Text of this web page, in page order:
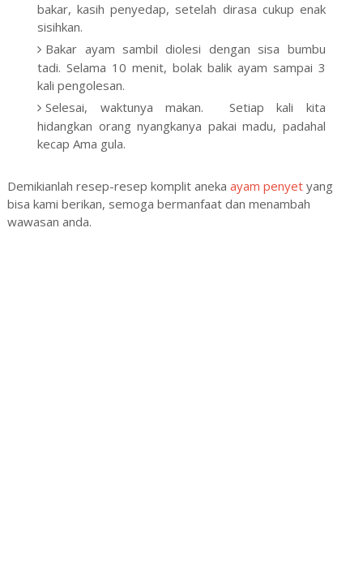
bakar, kasih penyedap, setelah dirasa cukup enak
sisihkan.
Bakar ayam sambil diolesi dengan sisa bumbu
tadi. Selama 10 menit, bolak balik ayam sampai 3
kali pengolesan.
Selesai, waktunya makan. Setiap kali kita
hidangkan orang nyangkanya pakai madu, padahal
kecap Ama gula.
Demikianlah resep-resep komplit aneka ayam penyetyang
bisa kami berikan, semoga bermanfaat dan menambah
wawasan anda.